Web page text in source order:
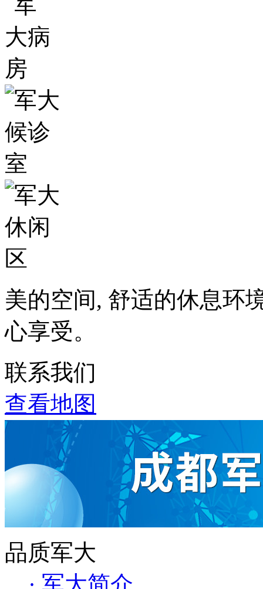
美的空间, 舒适的休息环
心享受。
联系我们
查看地图
品质军大
· 军大简介